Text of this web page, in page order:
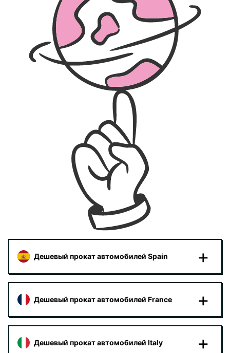
Дешевый прокат автомобилей Spain
Дешевый прокат автомобилей France
Дешевый прокат автомобилей Italy